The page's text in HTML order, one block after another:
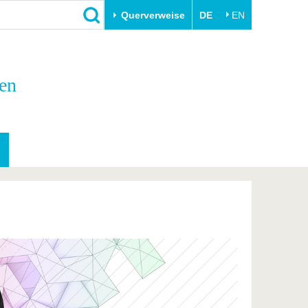
Querverweise DE EN
Innovative Transferprojekte
BTU & Region erleben